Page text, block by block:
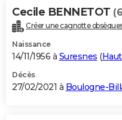
Cecile BENNETOT
Créer une cagnotte
Naissance
14/11/1956 à Suresnes (
Décès
27/02/2021 à Boulogne-